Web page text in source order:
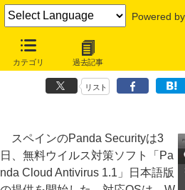
Powered by
カテゴリ 過去記事
クラウド型無料ウイルス対策ソフト「
語対応
リスト
スペインのPanda Securityは3
日、無料ウイルス対策ソフト「Pa
nda Cloud Antivirus 1.1」日本語版